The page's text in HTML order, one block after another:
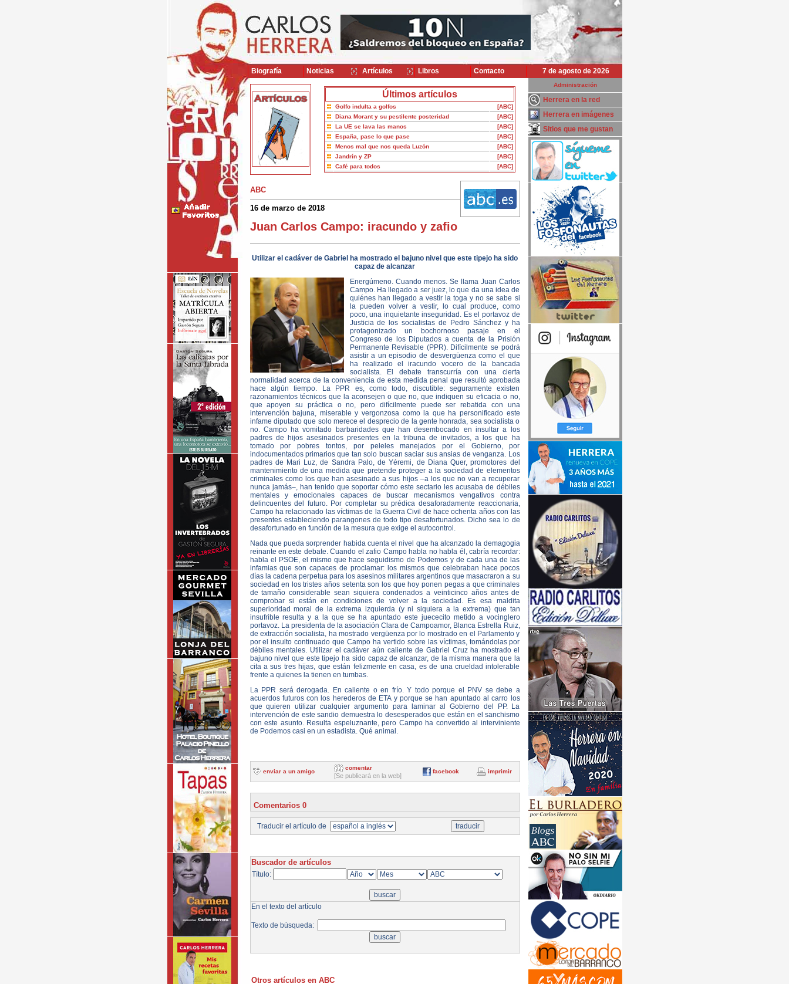
7 de agosto de 2026
Últimos artículos
Golfo indulta a golfos
[ABC]
Diana Morant y su pestilente posteridad
[ABC]
La UE se lava las manos
[ABC]
España, pase lo que pase
[ABC]
Menos mal que nos queda Luzón
[ABC]
Jandrín y ZP
[ABC]
Café para todos
[ABC]
ABC
16 de marzo de 2018
Juan Carlos Campo: iracundo y zafio
Utilizar el cadáver de Gabriel ha mostrado el bajuno nivel que este tipejo ha sido
capaz de alcanzar
Energúmeno. Cuando menos. Se llama Juan Carlos
Campo. Ha llegado a ser juez, lo que da una idea de
quiénes han llegado a vestir la toga y no se sabe si
la pueden volver a vestir, lo cual produce, como
poco, una inquietante inseguridad. Es el portavoz de
Justicia de los socialistas de Pedro Sánchez y ha
protagonizado un bochornoso pasaje en el
Congreso de los Diputados a cuenta de la Prisión
Permanente Revisable (PPR). Difícilmente se podrá
asistir a un episodio de desvergüenza como el que
ha realizado el iracundo vocero de la bancada
socialista. El debate transcurría con una cierta
normalidad acerca de la conveniencia de esta medida penal que resultó aprobada
hace algún tiempo. La PPR es, como todo, discutible: seguramente existen
razonamientos técnicos que la aconsejen o que no, que indiquen su eficacia o no,
que apoyen su práctica o no, pero difícilmente puede ser rebatida con una
intervención bajuna, miserable y vergonzosa como la que ha personificado este
infame diputado que solo merece el desprecio de la gente honrada, sea socialista o
no. Campo ha vomitado barbaridades que han desembocado en insultar a los
padres de hijos asesinados presentes en la tribuna de invitados, a los que ha
tomado por pobres tontos, por peleles manejados por el Gobierno, por
indocumentados primarios que tan solo buscan saciar sus ansias de venganza. Los
padres de Mari Luz, de Sandra Palo, de Yéremi, de Diana Quer, promotores del
mantenimiento de una medida que pretende proteger a la sociedad de elementos
criminales como los que han asesinado a sus hijos –a los que no van a recuperar
nunca jamás–, han tenido que soportar cómo este sectario les acusaba de débiles
mentales y emocionales capaces de buscar mecanismos vengativos contra
delincuentes del futuro. Por completar su prédica desaforadamente reaccionaria,
Campo ha relacionado las víctimas de la Guerra Civil de hace ochenta años con las
presentes estableciendo parangones de todo tipo desafortunados. Dicho sea lo de
desafortunado en función de la mesura que exige el autocontrol.
Nada que pueda sorprender habida cuenta el nivel que ha alcanzado la demagogia
reinante en este debate. Cuando el zafio Campo habla no habla él, cabría recordar:
habla el PSOE, el mismo que hace seguidismo de Podemos y de cada una de las
infamias que son capaces de proclamar: los mismos que celebraban hace pocos
días la cadena perpetua para los asesinos militares argentinos que masacraron a su
sociedad en los tristes años setenta son los que hoy ponen pegas a que criminales
de tamaño considerable sean siquiera condenados a veinticinco años antes de
comprobar si están en condiciones de volver a la sociedad. Es esa maldita
superioridad moral de la extrema izquierda (y ni siquiera a la extrema) que tan
insufrible resulta y a la que se ha apuntado este juececito metido a vocinglero
portavoz. La presidenta de la asociación Clara de Campoamor, Blanca Estrella Ruiz,
de extracción socialista, ha mostrado vergüenza por lo mostrado en el Parlamento y
por el insulto continuado que Campo ha vertido sobre las víctimas, tomándolas por
débiles mentales. Utilizar el cadáver aún caliente de Gabriel Cruz ha mostrado el
bajuno nivel que este tipejo ha sido capaz de alcanzar, de la misma manera que la
cita a sus tres hijas, que están felizmente en casa, es de una crueldad intolerable
frente a quienes la tienen en tumbas.
La PPR será derogada. En caliente o en frío. Y todo porque el PNV se debe a
acuerdos futuros con los herederos de ETA y porque se han apuntado al carro los
que quieren utilizar cualquier argumento para laminar al Gobierno del PP. La
intervención de este sandio demuestra lo desesperados que están en el sanchismo
con este asunto. Resulta espeluznante, pero Campo ha convertido al interviniente
de Podemos casi en un estadista. Qué animal.
enviar a un amigo
comentar
[Se publicará en la web]
facebook imprimir
Comentarios 0
Traducir el artículo de
Buscador de artículos
Título:
En el texto del artículo
Texto de búsqueda:
Otros artículos en ABC
Administración
Herrera en la red
Herrera en imágenes
Sitios que me gustan
Biografía Noticias Artículos Libros Contacto